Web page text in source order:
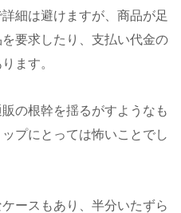
細は避けますが、商品が足
要求したり、支払い代金の
ます。
の根幹を揺るがすようなも
プにとっては怖いことでし
ースもあり、半分いたずら